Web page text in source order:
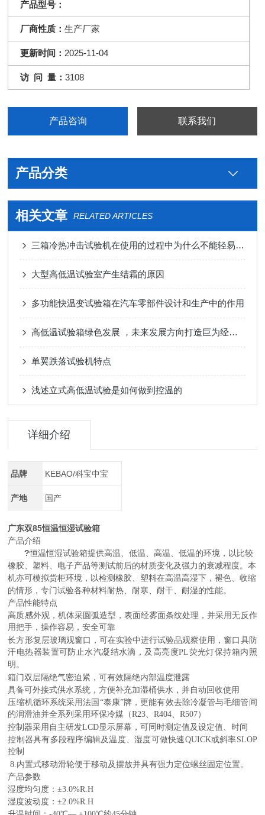
产品型号：
厂商性质：生产厂家
更新时间： 2025-11-04
访 问 量：3108
产品咨询 联系我们
产品分类
相关文章 RELATED ARTICLES
三箱冷热冲击试验机在使用的过程中为什么不能轻易打开试验箱门
大型高低温试验室产生结霜的原因
多功能快温变试验箱在汽车零部件设计和生产中的作用
高低温试验箱绿色发展 ，未来发展方向打造巨为经济升级版
单翼跌落试验机特点
浅述立式高低温试验是如何做到控温的
详细介绍
品牌 KEBAO/科宝中宝
产地 国产
广东双85恒温恒湿试验箱
产品介绍
?恒温恒湿试验箱提供高温、低温、高温、低温的环境，以比较
橡胶、塑料、电子产品等测试前后的材质变化及强力的衰减程度。本
机亦可模拟货柜环境，以检测橡胶、塑料在高温高湿下，褪色、收缩
的情形，专门试验各种材料耐热、耐寒、耐干、耐湿的性能。
产品性能特点
高质感外观，机体采圆弧造型，表面经雾面条纹处理，并采用无反作
用把手，操作容易，安全可靠
长方形复层玻璃观窗口，可在实验中进行试验品观察使用，窗口具防
汗电热器装置可防止水汽凝结水滴，及高亮度PL荧光灯保持箱内照
明。
箱门双层隔绝气密迫紧，可有效隔绝内部温度泄露
具备可外接式供水系统，方便补充加湿桶供水，并自动回收使用
压缩机循环系统采用法国“泰康”牌，更能有效去除冷凝管与毛细管间
的润滑油并全系列采用环保冷媒（R23、R404、R507）
控制器采用自主研发LCD显示屏幕，可同时测定值及设定值、时间
控制器具有多段程序编辑及温度、湿度可做快速QUICK或斜率SLOP
控制
8.内置式移动滑轮便于移动及摆放并具有强力定位螺丝固定位置。
产品参数
湿度均匀度：±3.0%R.H
湿度波动度：±2.0%R.H